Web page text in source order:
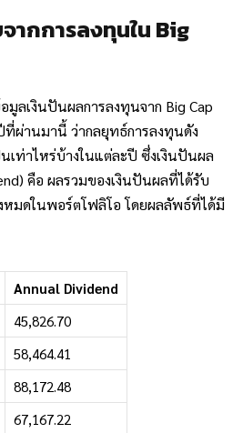
ากการลงทุนใน Big
มูลเงินปันผลการลงทุนจาก Big Cap
ที่ผ่านมานี้ ว่ากลยุทธ์การลงทุนดัง
เท่าไหร่บ้างในแต่ละปี ซึ่งเงินปันผล
คือ ผลรวมของเงินปันผลที่ได้รับ
หมดในพอร์ตโฟลิโอ โดยผลลัพธ์ที่ได้มี
Annual Dividend
45,826.70
58,464.41
88,172.48
67,167.22